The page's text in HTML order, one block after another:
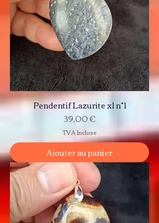
Pendentif Lazurite xl n°1
Prix
39,00 €
TVA Incluse
Ajouter au panier